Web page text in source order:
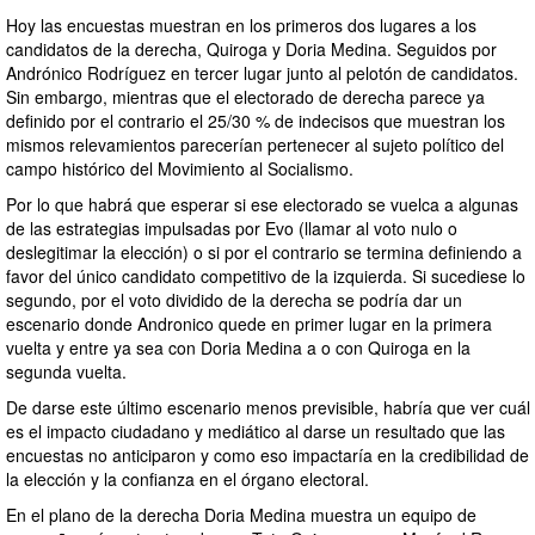
Hoy las encuestas muestran en los primeros dos lugares a los
candidatos de la derecha, Quiroga y Doria Medina. Seguidos por
Andrónico Rodríguez en tercer lugar junto al pelotón de candidatos.
Sin embargo, mientras que el electorado de derecha parece ya
definido por el contrario el 25/30 % de indecisos que muestran los
mismos relevamientos parecerían pertenecer al sujeto político del
campo histórico del Movimiento al Socialismo.
Por lo que habrá que esperar si ese electorado se vuelca a algunas
de las estrategias impulsadas por Evo (llamar al voto nulo o
deslegitimar la elección) o si por el contrario se termina definiendo a
favor del único candidato competitivo de la izquierda. Si sucediese lo
segundo, por el voto dividido de la derecha se podría dar un
escenario donde Andronico quede en primer lugar en la primera
vuelta y entre ya sea con Doria Medina a o con Quiroga en la
segunda vuelta.
De darse este último escenario menos previsible, habría que ver cuál
es el impacto ciudadano y mediático al darse un resultado que las
encuestas no anticiparon y como eso impactaría en la credibilidad de
la elección y la confianza en el órgano electoral.
En el plano de la derecha Doria Medina muestra un equipo de